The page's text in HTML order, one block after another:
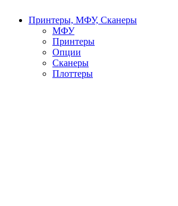
Принтеры, МФУ, Сканеры
МФУ
Принтеры
Опции
Сканеры
Плоттеры